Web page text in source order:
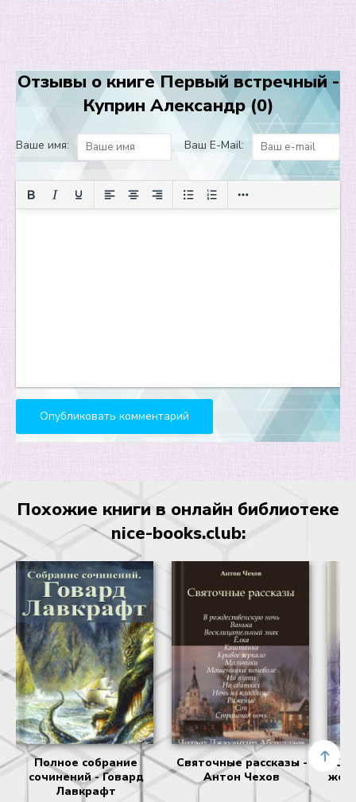
Отзывы о книге Первый встречный -
Куприн Александр (0)
Ваше имя: Ваш E-Mail:
Похожие книги в онлайн библиотеке
nice-books.club:
Полное собрание
сочинений - Говард
Лавкрафт
Святочные рассказы -
Антон Чехов